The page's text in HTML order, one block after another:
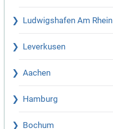
Ludwigshafen Am Rhein
Leverkusen
Aachen
Hamburg
Bochum